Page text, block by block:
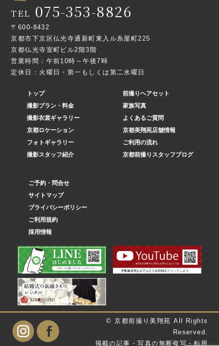
TEL 075-353-8826
〒600-8432
京都市下京区仏光寺通新町東入ル糸屋町225
京都仏光寺室町ビル2階3階
営業時間：午前10時～午後7時
定休日：火曜日・第一もしくは第二水曜日
トップ
撮影プラン・料金
撮影衣裳ギャラリー
京都ロケーション
フォトギャラリー
撮影スタッフ紹介
前撮りヘアセット
家族写真
よくあるご質問
京都美翔苑店舗情報
ご利用の流れ
京都前撮りスタッフブログ
ご予約・問合せ
サイトマップ
プライバシーポリシー
ご利用規約
採用情報
© 京都前撮り美翔苑 All Rights
Reserved.
掲載の記事・写真の無断複写・転用